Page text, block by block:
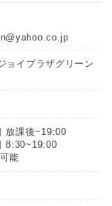
ョイプラザグリーン
放課後~19:00
8:30~19:00
能